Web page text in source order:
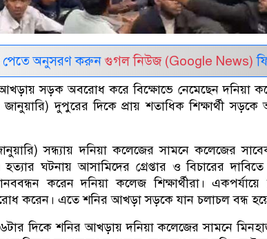
পেতে অনুসরণ করুন গুগল নিউজ (Google News)
আখড়ায় সড়ক অবরোধ করে বিক্ষোভে নেমেছেন দনিয়া
জানুয়ারি) দুপুরের দিকে প্রায় শতাধিক শিক্ষার্থী সড়কে
সন্ধ্যায় দনিয়া কলেজের সামনে কলেজের
ঘটনায় আসামিদের গ্রেপ্তার ও বিচারের
করেন দনিয়া কলেজ শিক্ষার্থীরা। একপর্যায়ে
করেন। এতে শনির আখড়া সড়কে যান চলাচল বন্ধ
৬টার দিকে শনির আখড়ায় দনিয়া কলেজের সামনে